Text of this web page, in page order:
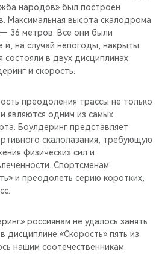
народов» был построен
Максимальная высота скалодрома
36 метров. Все они были
и, на случай непогоды, накрыты
в двух дисциплинах
и скорость.
преодоления трассы не только
являются одним из самых
Боулдеринг представляет
скалолазания, требующую
физических сил и
Спортсменам
и преодолеть серию коротких,
россиянам не удалось занять
дисциплине «Скорость» пять из
нашим соотечественникам.